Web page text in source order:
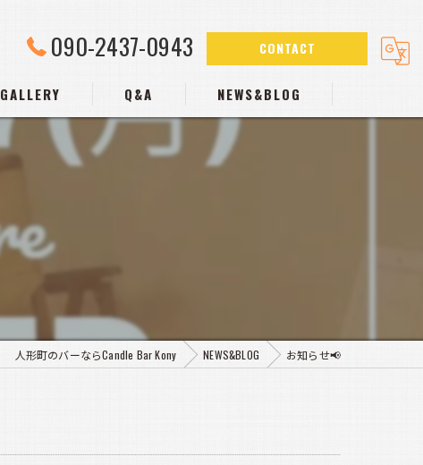
090-2437-0943 CONTACT
GALLERY Q&A NEWS&BLOG
人形町のバーならCandle Bar Kony NEWS&BLOG お知らせ📢